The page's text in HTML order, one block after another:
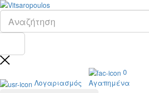
Λογαριασμός
0
Αγαπημένα